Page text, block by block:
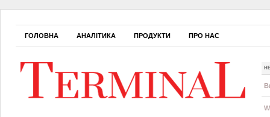
ГОЛОВНА АНАЛІТИКА ПРОДУКТИ ПРО НАС